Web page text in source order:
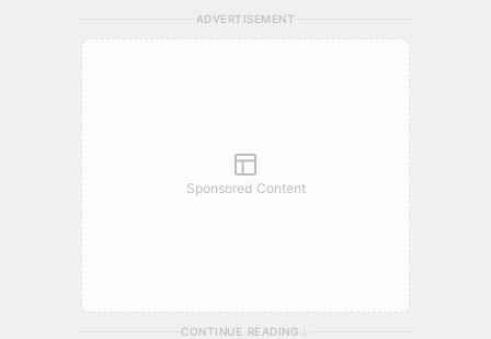
ADVERTISEMENT
Sponsored Content
CONTINUE READING